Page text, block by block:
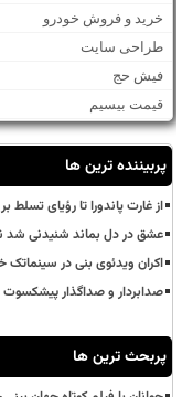
خرید و فروش خودرو
طراحی سایت
فیش حج
قیمت بیسیم
پربیننده ترین ها
از غارت پاندورا تا رؤیای تسلط
عشق در دل بماند شنیدنی شد
اکران ویدئوی بنی در سینماتک
صدابردار و صداگذار
پربحث ترین ها